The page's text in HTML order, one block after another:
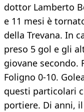
dottor Lamberto
e 11 mesi è
della Trevana. In
preso 5 gol e gli
giovane secondo.
Foligno 0-10.
questi particolari
portiere. Di anni,